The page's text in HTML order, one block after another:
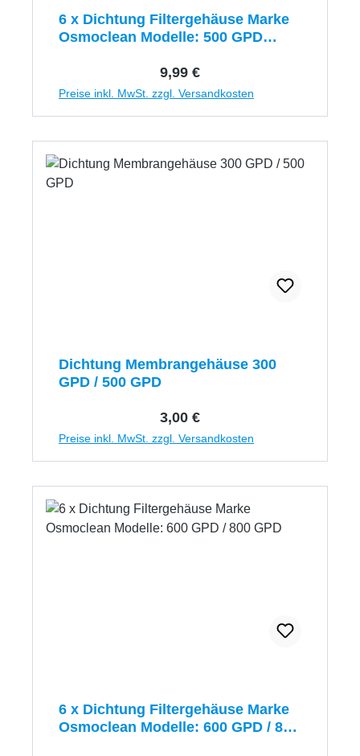
6 x Dichtung Filtergehäuse Marke
Osmoclean Modelle: 500 GPD
Regulärer Preis:
9,99 €
Preise inkl. MwSt. zzgl. Versandkosten
Dichtung Membrangehäuse 300
GPD / 500 GPD
Regulärer Preis:
3,00 €
Preise inkl. MwSt. zzgl. Versandkosten
6 x Dichtung Filtergehäuse Marke
Osmoclean Modelle: 600 GPD / 800